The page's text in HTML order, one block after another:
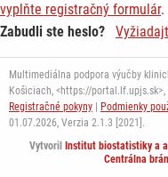
vyplňte registračný formulár.
Zabudli ste heslo?
Multimediálna podpora výučby
Košiciach, <https://portal.lf.upjs.sk>,
Registračné pokyny
Podmienky
01.07.2026, Verzia 2.1.3 [2021].
Vytvoril
Institut biostatistiky a
Centrálna